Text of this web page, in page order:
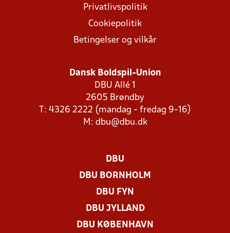
Privatlivspolitik
Cookiepolitik
Betingelser og vilkår
Dansk Boldspil-Union
DBU Allé 1
2605 Brøndby
T: 4326 2222 (mandag - fredag 9-16)
M: dbu@dbu.dk
DBU
DBU BORNHOLM
DBU FYN
DBU JYLLAND
DBU KØBENHAVN